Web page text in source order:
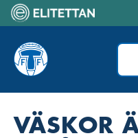
content
Home
VÄSKOR